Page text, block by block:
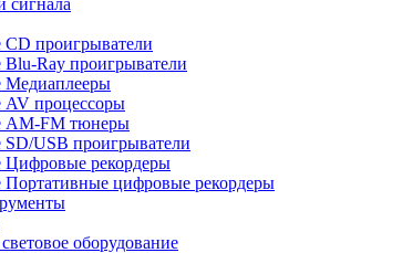
сигнала
проигрыватели
Ray проигрыватели
Медиаплееры
процессоры
AM-FM тюнеры
USB проигрыватели
Цифровые рекордеры
цифровые рекордеры
оборудование